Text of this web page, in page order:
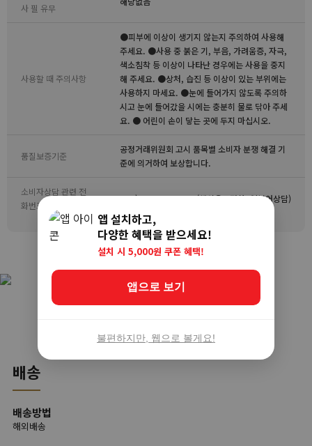
사 필 유무
사용할 때 주의사항
●피부에 이상이 생기지 않는지 주의하여 사용해
주세요. ●사용 중 붉은 기, 부음, 가려움증, 자극,
색소침착 등 이상이 나타난 경우에는 사용을 중지
해 주세요. ●상처, 습진 등 이상이 있는 부위에는
사용하지 마세요. ●눈에 들어가지 않도록 주의하
시고 눈에 들어갔을 시에는 충분히 물로 닦아 주세
요. ● 어린이 손이 닿는 곳에 두지 마십시오.
품질보증기준
공정거래위원회 고시 품목별 소비자 분쟁 해결 기
준에 의거하여 보상합니다.
소비자상담 관련 전
화번호
+81) 03-3985-1300 (해외유료전화, 일본어상담)
배송
배송방법
해외배송
앱 설치하고,
다양한 혜택을 받으세요!
설치 시 5,000원 쿠폰 혜택!
앱으로 보기
불편하지만, 웹으로 볼게요!